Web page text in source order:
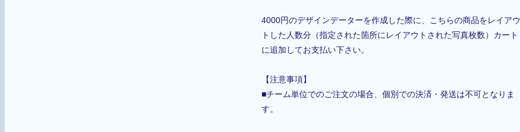
4000円のデザインデーターを作成した際に、こちらの商品をレイアウ
トした人数分（指定された箇所にレイアウトされた写真枚数）カート
に追加してお支払い下さい。
【注意事項】
■チーム単位でのご注文の場合、個別での決済・発送は不可となりま
す。